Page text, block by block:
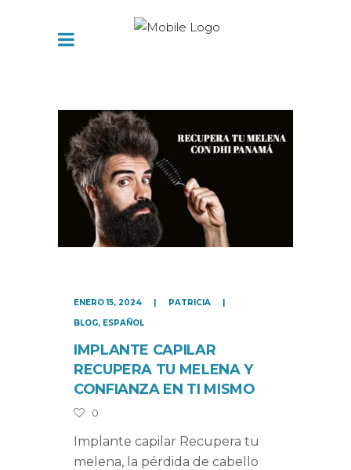
ENERO 15, 2024
PATRICIA
BLOG, ESPAÑOL
IMPLANTE CAPILAR
RECUPERA TU MELENA Y
CONFIANZA EN TI MISMO
0
Implante capilar Recupera tu
melena, la pérdida de cabello